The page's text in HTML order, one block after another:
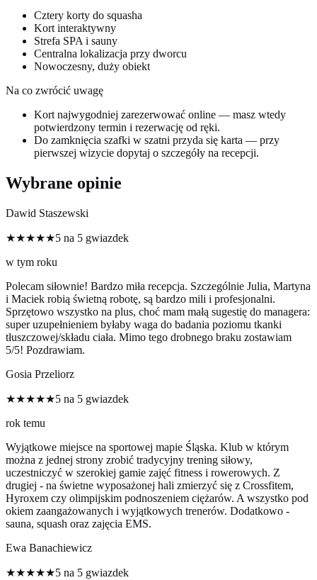
Cztery korty do squasha
Kort interaktywny
Strefa SPA i sauny
Centralna lokalizacja przy dworcu
Nowoczesny, duży obiekt
Na co zwrócić uwagę
Kort najwygodniej zarezerwować online — masz wtedy
potwierdzony termin i rezerwację od ręki.
Do zamknięcia szafki w szatni przyda się karta — przy
pierwszej wizycie dopytaj o szczegóły na recepcji.
Wybrane opinie
Dawid Staszewski
★★★★★5 na 5 gwiazdek
w tym roku
Polecam siłownie! Bardzo miła recepcja. Szczególnie Julia, Martyna
i Maciek robią świetną robotę, są bardzo mili i profesjonalni.
Sprzętowo wszystko na plus, choć mam małą sugestię do managera:
super uzupełnieniem byłaby waga do badania poziomu tkanki
tłuszczowej/składu ciała. Mimo tego drobnego braku zostawiam
5/5! Pozdrawiam.
Gosia Przeliorz
★★★★★5 na 5 gwiazdek
rok temu
Wyjątkowe miejsce na sportowej mapie Śląska. Klub w którym
można z jednej strony zrobić tradycyjny trening siłowy,
uczestniczyć w szerokiej gamie zajęć fitness i rowerowych. Z
drugiej - na świetne wyposażonej hali zmierzyć się z Crossfitem,
Hyroxem czy olimpijskim podnoszeniem ciężarów. A wszystko pod
okiem zaangażowanych i wyjątkowych trenerów. Dodatkowo -
sauna, squash oraz zajęcia EMS.
Ewa Banachiewicz
★★★★★5 na 5 gwiazdek